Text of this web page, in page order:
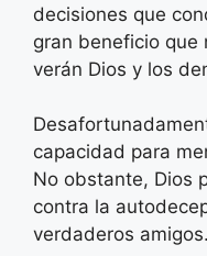
decisiones que
gran beneficio que
verán Dios y los
capacidad para
No obstante, Dios
contra la
verdaderos amigos.